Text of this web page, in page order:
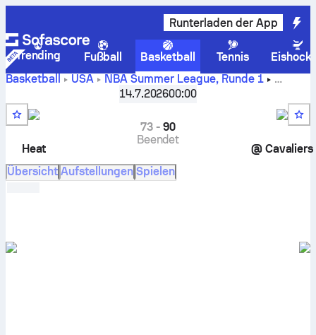
Runterladen der App
Trending Fußball Basketball Tennis
Basketball
USA NBA Summer League, Runde 1
Cleveland Cavaliers gegen Miami Heat Live-Ergebnisse,
Direktvergleiche, Planung, Vorhersagen und Statistiken
14.7.202600:00
Heat
73-90
Beendet
@ Cavaliers
Übersicht Aufstellungen Spielen